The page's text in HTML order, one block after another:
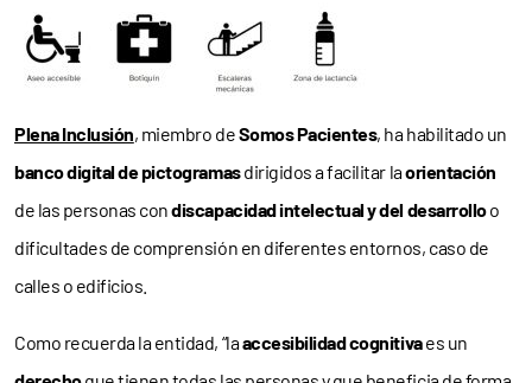
Plena Inclusión, miembro deSomos Pacientes, ha habilitado un
banco digital de pictogramasdirigidos a facilitar laorientación
de las personas condiscapacidad intelectual y del desarrolloo
dificultades de comprensión en diferentes entornos, caso de
calles o edificios.
Como recuerda la entidad, “laaccesibilidad cognitivaes un